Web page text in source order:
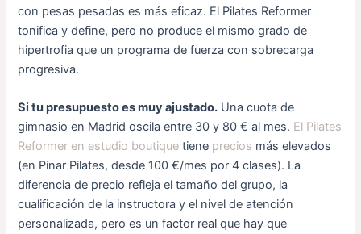
con pesas pesadas es más eficaz. El Pilates Reformer
tonifica y define, pero no produce el mismo grado de
hipertrofia que un programa de fuerza con sobrecarga
progresiva.
Si tu presupuesto es muy ajustado. Una cuota de
gimnasio en Madrid oscila entre 30 y 80 € al mes. El Pilates
Reformer en estudio boutique tiene precios más elevados
(en Pinar Pilates, desde 100 €/mes por 4 clases). La
diferencia de precio refleja el tamaño del grupo, la
cualificación de la instructora y el nivel de atención
personalizada, pero es un factor real que hay que